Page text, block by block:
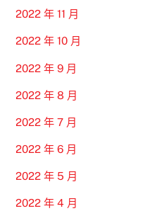
2022 年 11 月
2022 年 10 月
2022 年 9 月
2022 年 8 月
2022 年 7 月
2022 年 6 月
2022 年 5 月
2022 年 4 月